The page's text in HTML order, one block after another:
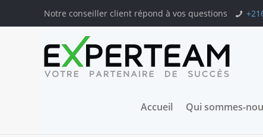
Notre conseiller client répond à vos questions
Accueil Qui sommes-